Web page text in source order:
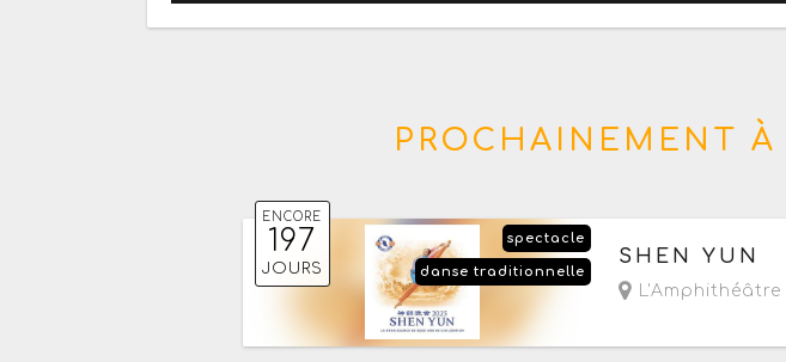
PROCHAINEMENT
ENCORE
197
JOURS
spectacle
danse traditionnelle
Du lundi 6 avril
SHEN YUN
L'Amphithéâtre